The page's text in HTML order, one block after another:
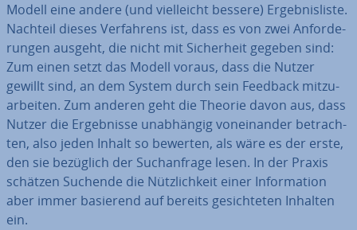
Modell eine andere (und viel­leicht bessere) Er­geb­nis­lis­te.
Nachteil dieses Ver­fah­rens ist, dass es von zwei An­for­de­
run­gen ausgeht, die nicht mit Si­cher­heit gegeben sind:
Zum einen setzt das Modell voraus, dass die Nutzer
gewillt sind, an dem System durch sein Feedback mit­zu­
ar­bei­ten. Zum anderen geht die Theorie davon aus, dass
Nutzer die Er­geb­nis­se un­ab­hän­gig von­ein­an­der be­trach­
ten, also jeden Inhalt so bewerten, als wäre es der erste,
den sie bezüglich der Such­an­fra­ge lesen. In der Praxis
schätzen Suchende die Nütz­lich­keit einer In­for­ma­ti­on
aber immer basierend auf bereits ge­sich­te­ten Inhalten
ein.